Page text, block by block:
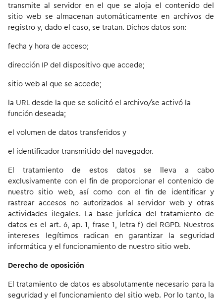
transmite al servidor en el que se aloja el contenido del
sitio web se almacenan automáticamente en archivos de
registro y, dado el caso, se tratan. Dichos datos son:
fecha y hora de acceso;
dirección IP del dispositivo que accede;
sitio web al que se accede;
la URL desde la que se solicitó el archivo/se activó la
función deseada;
el volumen de datos transferidos y
el identificador transmitido del navegador.
El tratamiento de estos datos se lleva a cabo
exclusivamente con el fin de proporcionar el contenido de
nuestro sitio web, así como con el fin de identificar y
rastrear accesos no autorizados al servidor web y otras
actividades ilegales. La base jurídica del tratamiento de
datos es el art. 6, ap. 1, frase 1, letra f) del RGPD. Nuestros
intereses legítimos radican en garantizar la seguridad
informática y el funcionamiento de nuestro sitio web.
Derecho de oposición
El tratamiento de datos es absolutamente necesario para la
seguridad y el funcionamiento del sitio web. Por lo tanto, la